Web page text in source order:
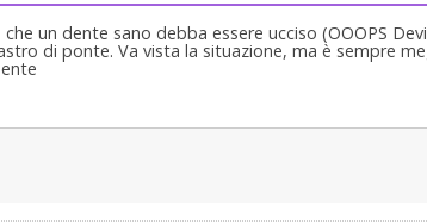
un dente sano debba essere ucciso (OOOPS
di ponte. Va vista la situazione, ma è sempre